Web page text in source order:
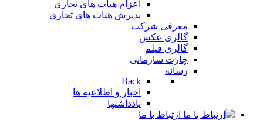
اعزام هیات های تجاری
پذیرش هیات های تجاری
معرفی شرکت
گالری عکس
گالری فیلم
چارت سازمانی
رسانه
Back
اخبار و اطلاعیه ها
یادداشتها
ارتباط با ما